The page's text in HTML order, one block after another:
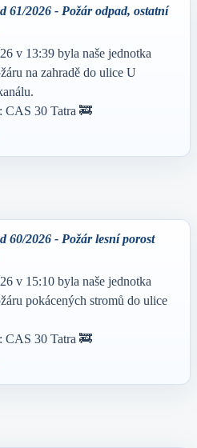
61/2026 - Požár odpad, ostatní
v 13:39 byla naše jednotka
na zahradě do ulice U
CAS 30 Tatra 🚒
60/2026 - Požár lesní porost
v 15:10 byla naše jednotka
pokácených stromů do ulice
CAS 30 Tatra 🚒